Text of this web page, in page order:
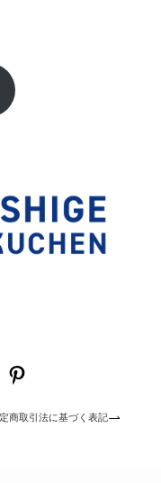
Pinterest
商取引法に基づく表記